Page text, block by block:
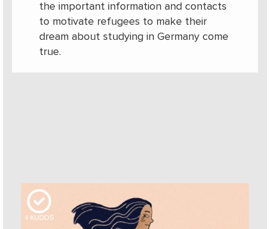
the important information and contacts
to motivate refugees to make their
dream about studying in Germany come
true.
4 KUDOS